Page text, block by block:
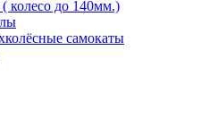
колесо до 140мм.)
самокаты